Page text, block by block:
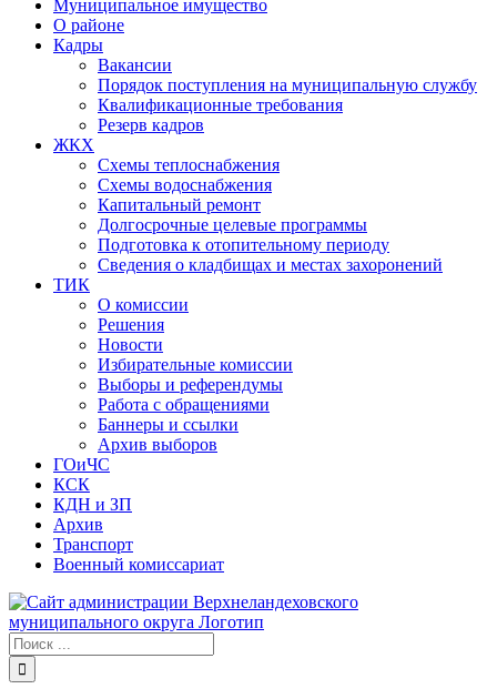
Муниципальное имущество
О районе
Кадры
Вакансии
Порядок поступления на муниципальную службу
Квалификационные требования
Резерв кадров
ЖКХ
Схемы теплоснабжения
Схемы водоснабжения
Капитальный ремонт
Долгосрочные целевые программы
Подготовка к отопительному периоду
Сведения о кладбищах и местах захоронений
ТИК
О комиссии
Решения
Новости
Избирательные комиссии
Выборы и референдумы
Работа с обращениями
Баннеры и ссылки
Архив выборов
ГОиЧС
КСК
КДН и ЗП
Архив
Транспорт
Военный комиссариат
Результат
поиска: